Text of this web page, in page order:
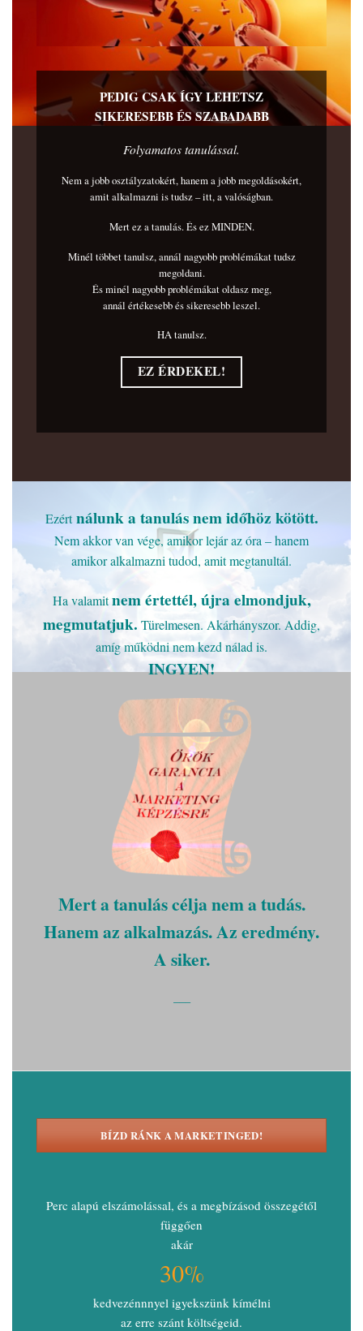
PEDIG CSAK ÍGY LEHETSZ
SIKERESEBB ÉS SZABADABB
Folyamatos tanulással.
Nem a jobb osztályzatokért, hanem a jobb megoldásokért,
amit alkalmazni is tudsz – itt, a valóságban.
Mert ez a tanulás. És ez MINDEN.
Minél többet tanulsz, annál nagyobb problémákat tudsz
megoldani.
És minél nagyobb problémákat oldasz meg,
annál értékesebb és sikeresebb leszel.
HA tanulsz.
EZ ÉRDEKEL!
Ezért nálunk a tanulás nem időhöz kötött.
Nem akkor van vége, amikor lejár az óra – hanem
amikor alkalmazni tudod, amit megtanultál.
Ha valamitnem értettél, újra elmondjuk,
megmutatjuk. Türelmesen. Akárhányszor. Addig,
amíg működni nem kezd nálad is.
INGYEN!
Mert a tanulás célja nem a tudás.
Hanem az alkalmazás. Az eredmény.
A siker.
BÍZD RÁNK A MARKETINGED!
Perc alapú elszámolással, és a megbízásod összegétől
függően
akár
30%
kedvezénnnyel igyekszünk kímélni
az erre szánt költségeid.